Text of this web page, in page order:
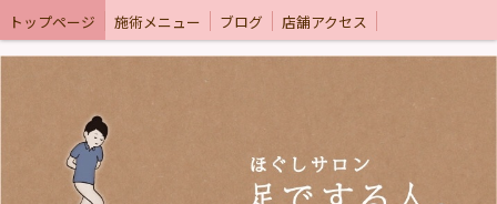
トップページ 施術メニュー ブログ 店舗アクセス